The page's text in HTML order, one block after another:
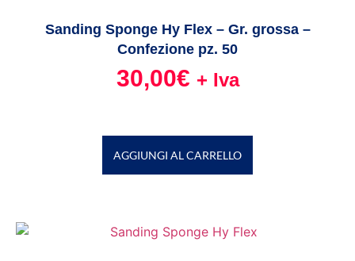
Sanding Sponge Hy Flex – Gr. grossa –
Confezione pz. 50
30,00€ + Iva
AGGIUNGI AL CARRELLO